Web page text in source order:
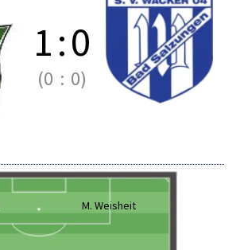
1:0
(0 : 0)
M. Weisheit